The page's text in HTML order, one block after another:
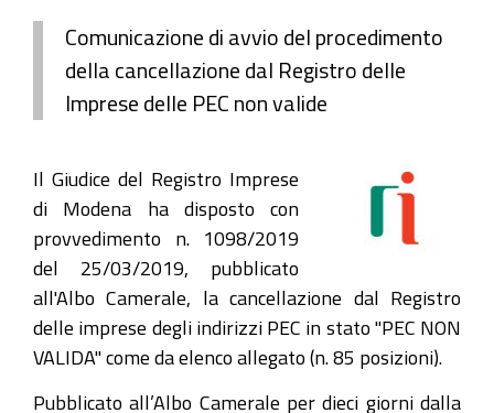
Comunicazione di avvio del procedimento
della cancellazione dal Registro delle
Imprese delle PEC non valide
Il Giudice del Registro Imprese
di Modena ha disposto con
provvedimento n. 1098/2019
del 25/03/2019, pubblicato
all'Albo Camerale, la cancellazione dal Registro
delle imprese degli indirizzi PEC in stato "PEC NON
VALIDA" come da elenco allegato (n. 85 posizioni).
Pubblicato all’Albo Camerale per dieci giorni dalla